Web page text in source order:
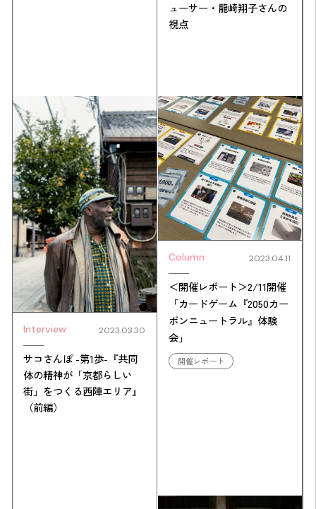
ューサー・龍崎翔子さんの
視点
Interview 2023.03.30
サコさんぽ -第1歩-『共同
体の精神が「京都らしい
街」をつくる西陣エリア』
（前編）
Column 2023.04.11
＜開催レポート＞2/11開催
「カードゲーム『2050カー
ボンニュートラル』体験
会」
開催レポート